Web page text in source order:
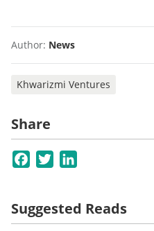
Author: News
Khwarizmi Ventures
Share
Facebook
Twitter
Suggested Reads